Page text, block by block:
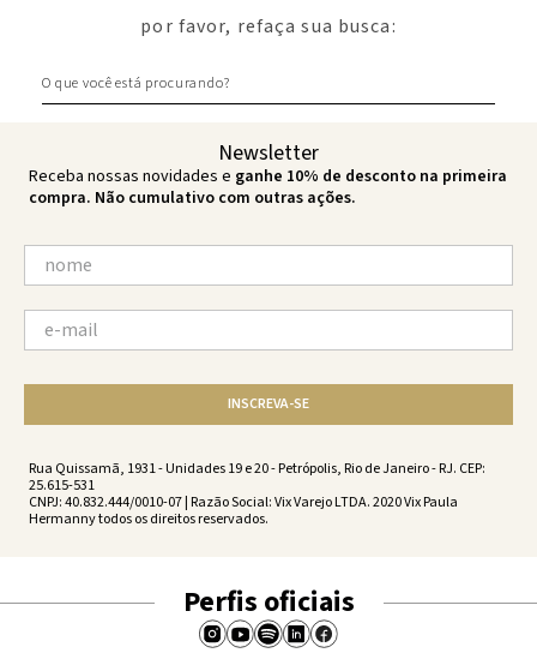
por favor, refaça sua busca:
Newsletter
Receba nossas novidades e ganhe 10% de desconto na primeira
compra. Não cumulativo com outras ações.
INSCREVA-SE
Rua Quissamã, 1931 - Unidades 19 e 20 - Petrópolis, Rio de Janeiro - RJ. CEP:
25.615-531
CNPJ: 40.832.444/0010-07 | Razão Social: Vix Varejo LTDA. 2020 Vix Paula
Hermanny todos os direitos reservados.
Perfis oficiais